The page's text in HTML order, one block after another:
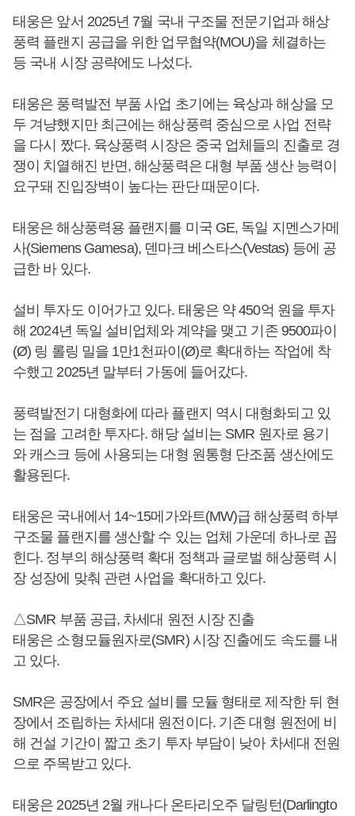
태웅은 앞서 2025년 7월 국내 구조물 전문기업과 해상
풍력 플랜지 공급을 위한 업무협약(MOU)을 체결하는
등 국내 시장 공략에도 나섰다.
태웅은 풍력발전 부품 사업 초기에는 육상과 해상을 모
두 겨냥했지만 최근에는 해상풍력 중심으로 사업 전략
을 다시 짰다. 육상풍력 시장은 중국 업체들의 진출로 경
쟁이 치열해진 반면, 해상풍력은 대형 부품 생산 능력이
요구돼 진입장벽이 높다는 판단 때문이다.
태웅은 해상풍력용 플랜지를 미국 GE, 독일 지멘스가메
사(Siemens Gamesa), 덴마크 베스타스(Vestas) 등에 공
급한 바 있다.
설비 투자도 이어가고 있다. 태웅은 약 450억 원을 투자
해 2024년 독일 설비업체와 계약을 맺고 기존 9500파이
(Ø) 링 롤링 밀을 1만1천파이(Ø)로 확대하는 작업에 착
수했고 2025년 말부터 가동에 들어갔다.
풍력발전기 대형화에 따라 플랜지 역시 대형화되고 있
는 점을 고려한 투자다. 해당 설비는 SMR 원자로 용기
와 캐스크 등에 사용되는 대형 원통형 단조품 생산에도
활용된다.
태웅은 국내에서 14~15메가와트(MW)급 해상풍력 하부
구조물 플랜지를 생산할 수 있는 업체 가운데 하나로 꼽
힌다. 정부의 해상풍력 확대 정책과 글로벌 해상풍력 시
장 성장에 맞춰 관련 사업을 확대하고 있다.
△SMR 부품 공급, 차세대 원전 시장 진출
태웅은 소형모듈원자로(SMR) 시장 진출에도 속도를 내
고 있다.
SMR은 공장에서 주요 설비를 모듈 형태로 제작한 뒤 현
장에서 조립하는 차세대 원전이다. 기존 대형 원전에 비
해 건설 기간이 짧고 초기 투자 부담이 낮아 차세대 전원
으로 주목받고 있다.
태웅은 2025년 2월 캐나다 온타리오주 달링턴(Darlingto